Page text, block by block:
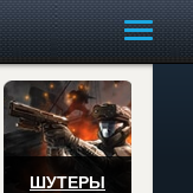
ШУТЕРЫ